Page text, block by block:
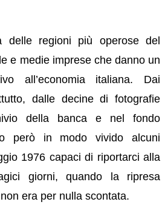
regioni più operose del
e medie imprese che danno un
all’economia italiana. Dai
dalle decine di fotografie
della banca e nel fondo
però in modo vivido alcuni
1976 capaci di riportarci alla
giorni, quando la ripresa
era per nulla scontata.